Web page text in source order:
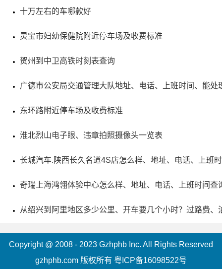
展示。解放后，铁狮子得到了党和政府的重视和保护，并被
列为全国重点文物保护单位。游客们可前来参观此古迹，了
十万左右的车哪款好
灵宝市妇幼保健院附近停车场及收费标准
贺州到中卫高铁时刻表查询
广德市公安局交通管理大队地址、电话、上班时间、能处
东环路附近停车场及收费标准
淮北烈山电子眼、违章拍照摄像头一览表
长城汽车.陕西长久名道4S店怎么样、地址、电话、上班
奇瑞上海鸿翎体验中心怎么样、地址、电话、上班时间查
从绍兴到阿里地区多少公里、开车要几个小时？过路费、
Copyright @ 2008 - 2023 Gzhphb Inc. All Rights Reserved
gzhphb.com 版权所有 粤ICP备16098522号